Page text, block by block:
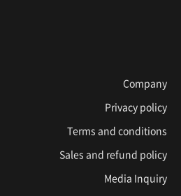
Company
Privacy policy
Terms and conditions
Sales and refund policy
Media Inquiry